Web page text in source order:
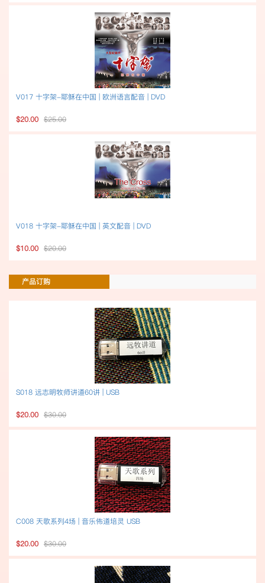
V017 十字架-耶稣在中国 | 欧洲语言配音 | DVD
$20.00 $25.00
V018 十字架-耶稣在中国 | 英文配音 | DVD
$10.00 $20.00
产品订购
S018 远志明牧师讲道60讲 | USB
$20.00 $30.00
C008 天歌系列4场 | 音乐佈道培灵 USB
$20.00 $30.00